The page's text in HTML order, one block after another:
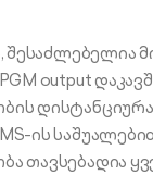
შესაძლებელია
output
ის
თავსებადია